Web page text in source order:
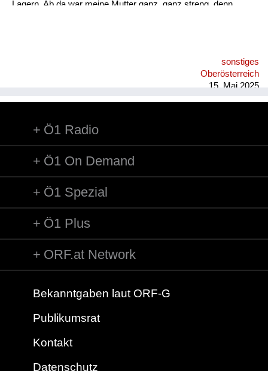
Lagern. Ab da war meine Mutter ganz, ganz streng, denn
dass uns jemand anzeigt, aber ich habe gesagt: Wer soll denn
uns hören? Ich drehe ja eh ganz leise. Ich habe immer diesen
sonstiges
Oberösterreich
15. Mai 2025
Ö1 Radio
Ö1 On Demand
Ö1 Spezial
Ö1 Plus
ORF.at Network
Bekanntgaben laut ORF-G
Publikumsrat
Kontakt
Datenschutz